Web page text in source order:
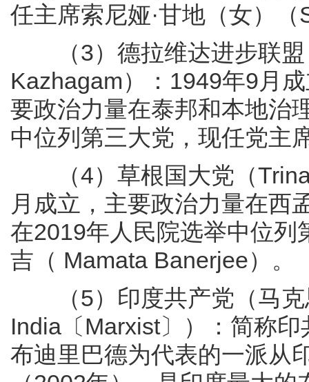
任主席索尼娅·甘地（女）
（3）德拉维达进步联盟
Kazhagam）：1949年9月
要政治力量在泰邦和本地治
中位列第三大党，现任党主
（4）草根国大党（
月成立，主要政治力量在西
在2019年人民院选举中位列
吉（ Mamata Banerjee）。
（5）印度共产党（马克
India〔Marxist〕）：简称
布迪里巴德为代表的一派从